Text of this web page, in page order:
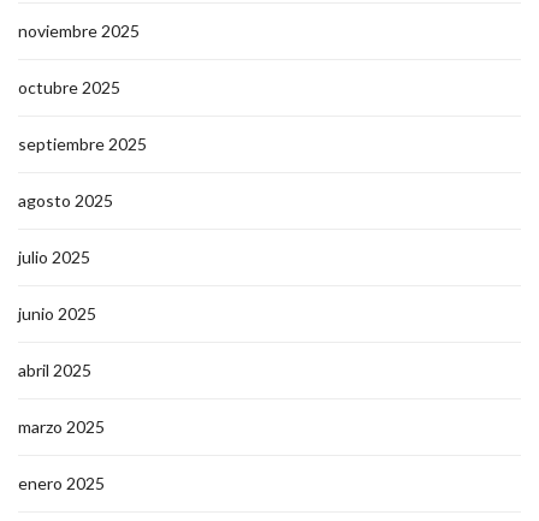
noviembre 2025
octubre 2025
septiembre 2025
agosto 2025
julio 2025
junio 2025
abril 2025
marzo 2025
enero 2025